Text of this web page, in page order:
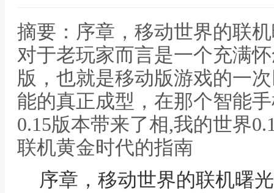
摘要：序章，移动世界的联
对于老玩家而言是一个充满
版，也就是移动版游戏的一
能的真正成型，在那个智能
0.15版本带来了相,我的世界
联机黄金时代的指南
序章，移动世界的联机曙光